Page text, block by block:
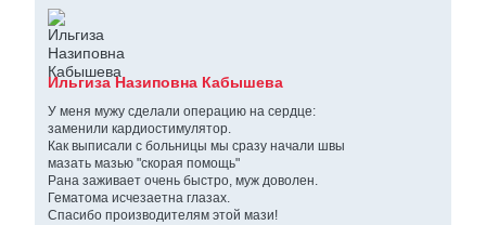
Ильгиза Назиповна Кабышева
У меня мужу сделали операцию на сердце:
заменили кардиостимулятор.
Как выписали с больницы мы сразу начали швы
мазать мазью "скорая помощь"
Рана заживает очень быстро, муж доволен.
Гематома исчезаетна глазах.
Спасибо производителям этой мази!